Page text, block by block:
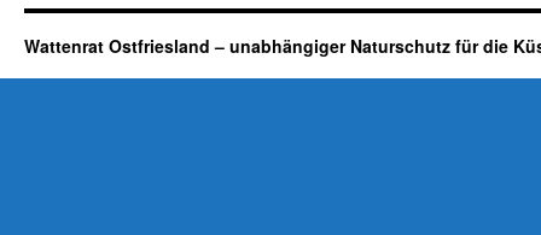
Wattenrat Ostfriesland – unabhängiger Naturschutz für die